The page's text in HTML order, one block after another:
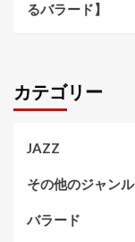
るバラード】
カテゴリー
JAZZ
その他のジャンル
バラード